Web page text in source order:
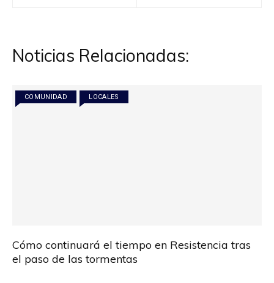
Noticias Relacionadas:
COMUNIDAD LOCALES
Cómo continuará el tiempo en Resistencia tras
el paso de las tormentas